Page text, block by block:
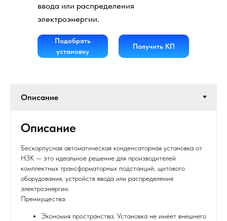
Подобрать
установку
Получить КП
ввода или распределения
электроэнергии.
Описание
Бескорпусная автоматическая конденсаторная установка от
НЗК — это идеальное решение для производителей
комплектных трансформаторных подстанций, щитового
оборудования, устройств ввода или распределения
электроэнергии.
Преимущества:
Экономия пространства. Установка не имеет внешнего